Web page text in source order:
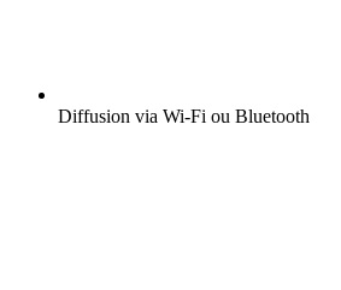
Diffusion via Wi-Fi ou Bluetooth